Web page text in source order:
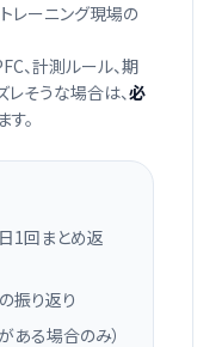
レーニング現場の
、計測ルール、期
レそうな場合は、必
。
1回まとめ返
振り返り
ある場合のみ）